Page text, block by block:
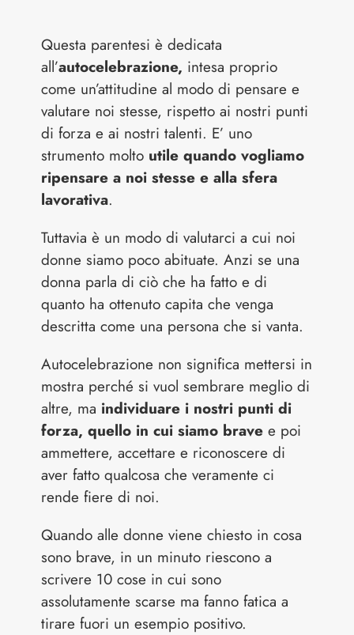
Questa parentesi è dedicata
all’autocelebrazione, intesa proprio
come un’attitudine al modo di pensare e
valutare noi stesse, rispetto ai nostri punti
di forza e ai nostri talenti. E’ uno
strumento molto utile quando vogliamo
ripensare a noi stesse e alla sfera
lavorativa.
Tuttavia è un modo di valutarci a cui noi
donne siamo poco abituate. Anzi se una
donna parla di ciò che ha fatto e di
quanto ha ottenuto capita che venga
descritta come una persona che si vanta.
Autocelebrazione non significa mettersi in
mostra perché si vuol sembrare meglio di
altre, ma individuare i nostri punti di
forza, quello in cui siamo brave e poi
ammettere, accettare e riconoscere di
aver fatto qualcosa che veramente ci
rende fiere di noi.
Quando alle donne viene chiesto in cosa
sono brave, in un minuto riescono a
scrivere 10 cose in cui sono
assolutamente scarse ma fanno fatica a
tirare fuori un esempio positivo.